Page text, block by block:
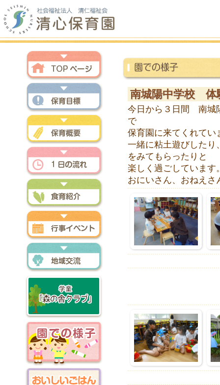
トップページ
保育方針
保育概要
一日の流れ
食育
行事イベント
地域交流
森の舎クラブ
園での様子
南城陽中学校 体
今日から３日間 南城
で
保育園に来てくれてい
一緒に粘土遊びしたり
をみてもらったりと
楽しく過ごしています
おにいさん、おねえさ